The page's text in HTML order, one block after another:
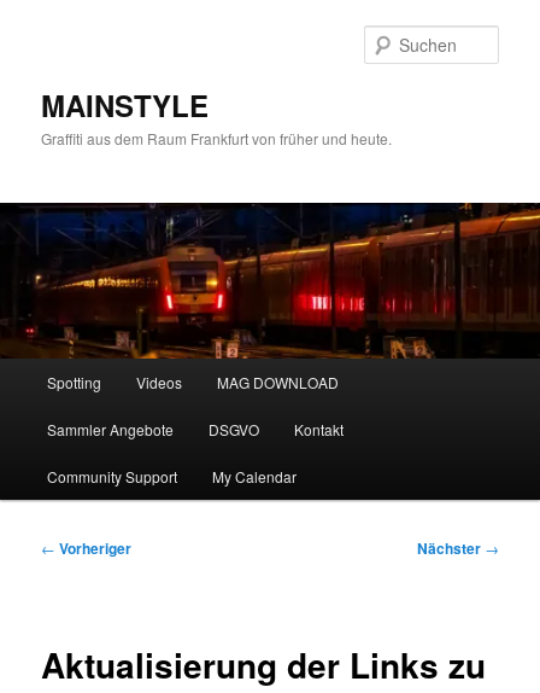
MAINSTYLE
Graffiti aus dem Raum Frankfurt von früher und heute.
Spotting Videos MAG DOWNLOAD
Sammler Angebote DSGVO Kontakt
Community Support My Calendar
Beitragsnavigation
← Vorheriger Nächster →
Aktualisierung der Links zu